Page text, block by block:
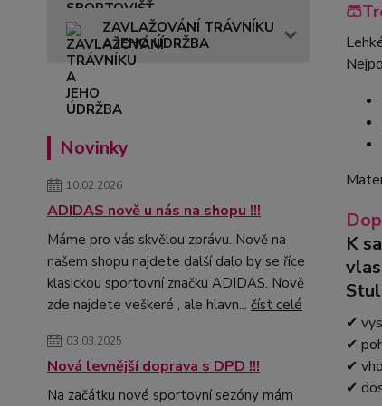
ZAVLAŽOVÁNÍ TRÁVNÍKU
A JEHO ÚDRŽBA
Novinky
10.02.2026
ADIDAS nově u nás na shopu !!!
Máme pro vás skvělou zprávu. Nově na
našem shopu najdete další dalo by se říce
klasickou sportovní značku ADIDAS. Nově
zde najdete veškeré , ale hlavn... číst celé
03.03.2025
Nová levnější doprava s DPD !!!
Na začátku nové sportovní sezóny mám
K
✔
✔
✔
✔